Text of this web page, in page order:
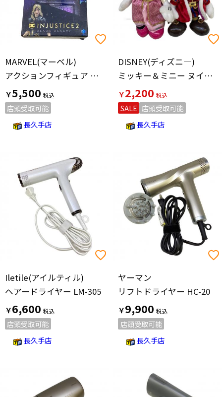
MARVEL(マーベル)
アクションフィギュア フィギュア
￥5,500
店頭受取可能
長久手店
DISNEY(ディズニ―)
ミッキー＆ミニー ヌイグルミ ホテル限定
￥2,200
SALE 店頭受取可能
長久手店
Iletile(アイルティル)
ヘアードライヤー LM-305
￥6,600
店頭受取可能
長久手店
ヤーマン
リフトドライヤー HC-20
￥9,900
店頭受取可能
長久手店